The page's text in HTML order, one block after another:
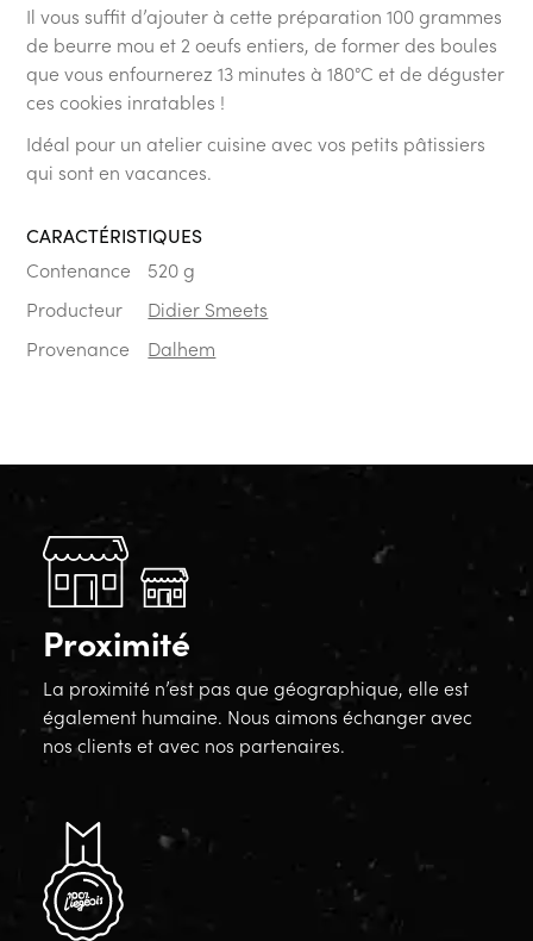
Il vous suffit d’ajouter à cette préparation 100 grammes
de beurre mou et 2 oeufs entiers, de former des boules
que vous enfournerez 13 minutes à 180°C et de déguster
ces cookies inratables !
Idéal pour un atelier cuisine avec vos petits pâtissiers
qui sont en vacances.
CARACTÉRISTIQUES
Contenance
520 g
Producteur
Didier Smeets
Provenance
Dalhem
Proximité
La proximité n’est pas que géographique, elle est
également humaine. Nous aimons échanger avec
nos clients et avec nos partenaires.